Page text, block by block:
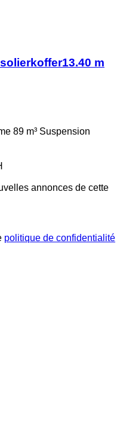
m
89 m³ Suspension
annonces de cette
politique de confidentialité